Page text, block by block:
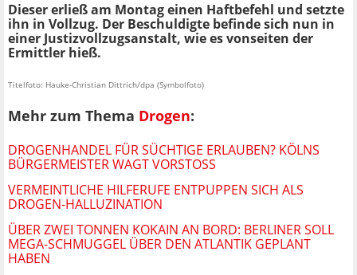
Dieser erließ am Montag einen Haftbefehl und setzte
ihn in Vollzug. Der Beschuldigte befinde sich nun in
einer Justizvollzugsanstalt, wie es vonseiten der
Ermittler hieß.
Titelfoto: Hauke-Christian Dittrich/dpa (Symbolfoto)
Mehr zum Thema Drogen:
DROGENHANDEL FÜR SÜCHTIGE ERLAUBEN? KÖLNS
BÜRGERMEISTER WAGT VORSTOSS
VERMEINTLICHE HILFERUFE ENTPUPPEN SICH ALS
DROGEN-HALLUZINATION
ÜBER ZWEI TONNEN KOKAIN AN BORD: BERLINER SOLL
MEGA-SCHMUGGEL ÜBER DEN ATLANTIK GEPLANT
HABEN